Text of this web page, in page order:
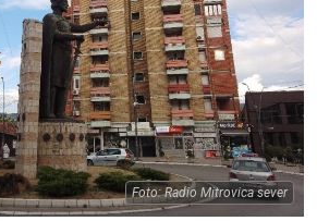
Foto: Radio Mitrovica sever